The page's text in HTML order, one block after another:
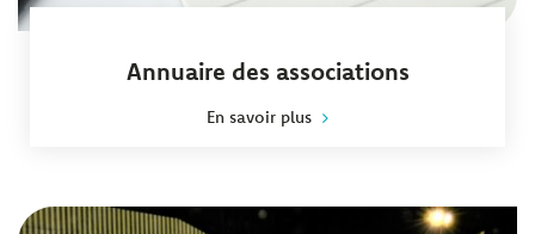
Annuaire des associations
En savoir plus